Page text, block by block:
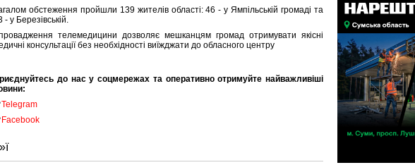
обстеження пройшли 139 жителів області: 46 - у Ямпільській громаді та
- у Березівській.
телемедицини дозволяє мешканцям громад отримувати якісні
консультації без необхідності виїжджати до обласного центру
до нас у соцмережах та оперативно отримуйте найважливіші
Telegram
Facebook